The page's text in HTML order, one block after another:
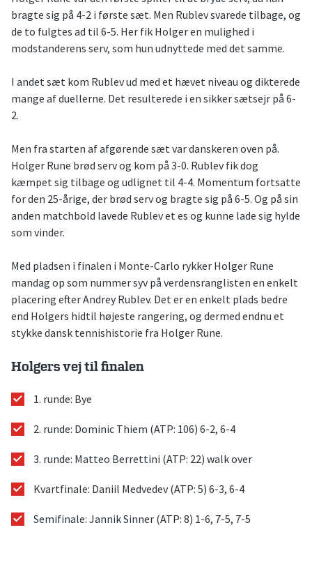
bragte sig på 4-2 i første sæt. Men Rublev svarede tilbage, og
de to fulgtes ad til 6-5. Her fik Holger en mulighed i
modstanderens serv, som hun udnyttede med det samme.
I andet sæt kom Rublev ud med et hævet niveau og dikterede
mange af duellerne. Det resulterede i en sikker sætsejr på 6-
2.
Men fra starten af afgørende sæt var danskeren oven på.
Holger Rune brød serv og kom på 3-0. Rublev fik dog
kæmpet sig tilbage og udlignet til 4-4. Momentum fortsatte
for den 25-årige, der brød serv og bragte sig på 6-5. Og på sin
anden matchbold lavede Rublev et es og kunne lade sig hylde
som vinder.
Med pladsen i finalen i Monte-Carlo rykker Holger Rune
mandag op som nummer syv på verdensranglisten en enkelt
placering efter Andrey Rublev. Det er en enkelt plads bedre
end Holgers hidtil højeste rangering, og dermed endnu et
stykke dansk tennishistorie fra Holger Rune.
Holgers vej til finalen
1. runde: Bye
2. runde: Dominic Thiem (ATP: 106) 6-2, 6-4
3. runde: Matteo Berrettini (ATP: 22) walk over
Kvartfinale: Daniil Medvedev (ATP: 5) 6-3, 6-4
Semifinale: Jannik Sinner (ATP: 8) 1-6, 7-5, 7-5